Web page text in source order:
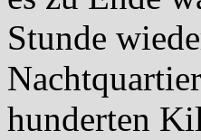
Stunde
hunderten